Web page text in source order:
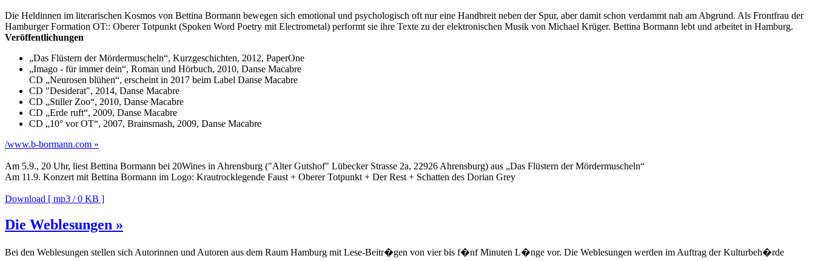
Die Heldinnen im literarischen Kosmos von Bettina Bormann bewegen sich emotional und psychologisch oft nur eine Handbreit neben der Spur, aber damit schon verdammt nah am Abgrund. Als Frontfrau der
Hamburger Formation OT:: Oberer Totpunkt (Spoken Word Poetry mit Electrometal) performt sie ihre Texte zu der elektronischen Musik von Michael Krüger. Bettina Bormann lebt und arbeitet in Hamburg.
Veröffentlichungen
„Das Flüstern der Mördermuscheln“, Kurzgeschichten, 2012, PaperOne
„Imago - für immer dein“, Roman und Hörbuch, 2010, Danse Macabre
CD „Neurosen blühen“, erscheint in 2017 beim Label Danse Macabre
CD "Desiderat", 2014, Danse Macabre
CD „Stiller Zoo“, 2010, Danse Macabre
CD „Erde ruft“, 2009, Danse Macabre
CD „10° vor OT“, 2007, Brainsmash, 2009, Danse Macabre
/www.b-bormann.com »
Am 5.9., 20 Uhr, liest Bettina Bormann bei 20Wines in Ahrensburg ("Alter Gutshof" Lübecker Strasse 2a, 22926 Ahrensburg) aus „Das Flüstern der Mördermuscheln“
Am 11.9. Konzert mit Bettina Bormann im Logo: Krautrocklegende Faust + Oberer Totpunkt + Der Rest + Schatten des Dorian Grey
Download [ mp3 / 0 KB ]
Die Weblesungen »
Bei den Weblesungen stellen sich Autorinnen und Autoren aus dem Raum Hamburg mit Lese-Beitr�gen von vier bis f�nf Minuten L�nge vor. Die Weblesungen werden im Auftrag der Kulturbeh�rde